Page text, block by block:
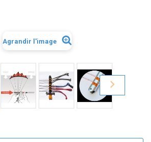
Agrandir l'image